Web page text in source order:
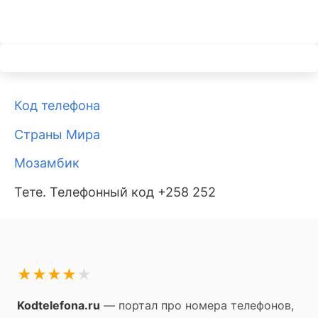
Код телефона
Страны Мира
Мозамбик
Тете. Телефонный код +258 252
★
★
★
★
★
Kodtelefona.ru — портал про номера телефонов,